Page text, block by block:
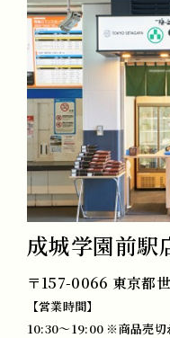
成城学園前駅
〒157-0066 東京都
【営業時間】
10:30～19:00 ※商品売切